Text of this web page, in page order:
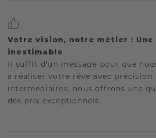
Votre vision, notre métier : Une
inestimable
Il suffit d'un message pour que
à réaliser votre rêve avec
intermédiaires, nous offrons une
des prix exceptionnels.